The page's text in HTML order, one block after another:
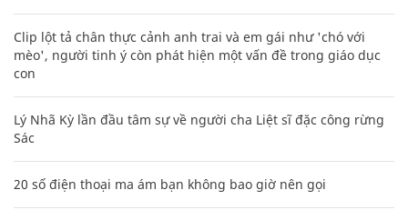
Clip lột tả chân thực cảnh anh trai và em gái như 'chó với
mèo', người tinh ý còn phát hiện một vấn đề trong giáo dục
con
Lý Nhã Kỳ lần đầu tâm sự về người cha Liệt sĩ đặc công rừng
Sác
20 số điện thoại ma ám bạn không bao giờ nên gọi